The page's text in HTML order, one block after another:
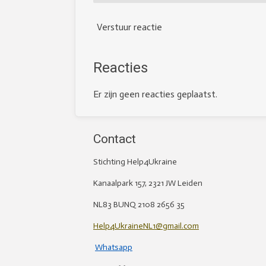
Verstuur reactie
Reacties
Er zijn geen reacties geplaatst.
Contact
Stichting Help4Ukraine
Kanaalpark 157, 2321 JW Leiden
NL83 BUNQ 2108 2656 35
Help4UkraineNL1@gmail.com
Whatsapp